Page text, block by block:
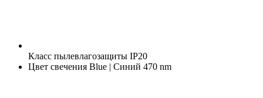
Класс пылевлагозащиты IP20
Цвет свечения Blue | Синий 470 nm